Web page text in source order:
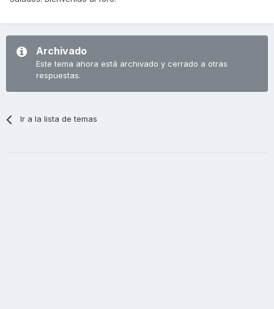
Archivado
Este tema ahora está archivado y cerrado a otras
respuestas.
Ir a la lista de temas